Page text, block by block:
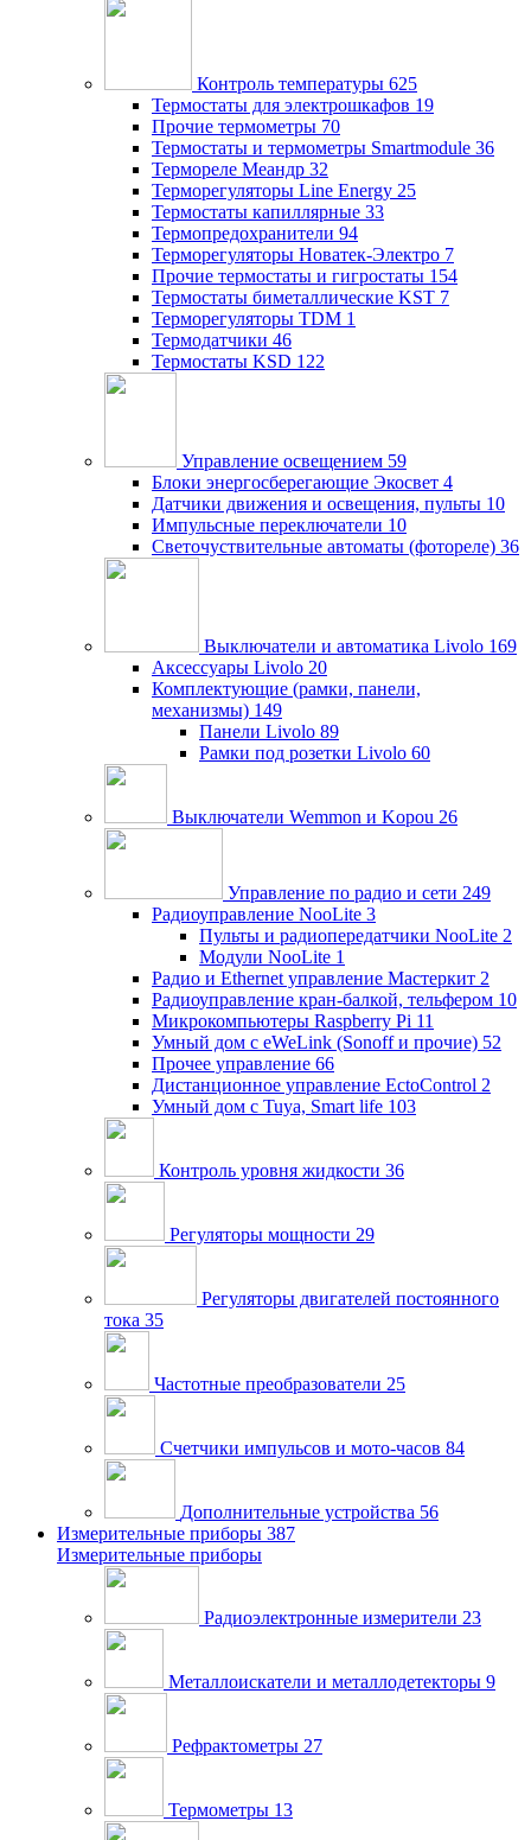
Контроль температуры 625
Термостаты для электрошкафов 19
Прочие термометры 70
Термостаты и термометры Smartmodule 36
Термореле Меандр 32
Терморегуляторы Line Energy 25
Термостаты капиллярные 33
Термопредохранители 94
Терморегуляторы Новатек-Электро 7
Прочие термостаты и гигростаты 154
Термостаты биметаллические KST 7
Терморегуляторы TDM 1
Термодатчики 46
Термостаты KSD 122
Управление освещением 59
Блоки энергосберегающие Экосвет 4
Датчики движения и освещения, пульты 10
Импульсные переключатели 10
Светочуствительные автоматы (фотореле) 36
Выключатели и автоматика Livolo 169
Аксессуары Livolo 20
Комплектующие (рамки, панели,
механизмы) 149
Панели Livolo 89
Рамки под розетки Livolo 60
Выключатели Wemmon и Kopou 26
Управление по радио и сети 249
Радиоуправление NooLite 3
Пульты и радиопередатчики NooLite 2
Модули NooLite 1
Радио и Ethernet управление Мастеркит 2
Радиоуправление кран-балкой, тельфером 10
Микрокомпьютеры Raspberry Pi 11
Умный дом c eWeLink (Sonoff и прочие) 52
Прочее управление 66
Дистанционное управление EctoControl 2
Умный дом с Tuya, Smart life 103
Контроль уровня жидкости 36
Регуляторы мощности 29
Регуляторы двигателей постоянного
тока 35
Частотные преобразователи 25
Счетчики импульсов и мото-часов 84
Дополнительные устройства 56
Измерительные приборы 387
Измерительные приборы
Радиоэлектронные измерители 23
Металлоискатели и металлодетекторы 9
Рефрактометры 27
Термометры 13